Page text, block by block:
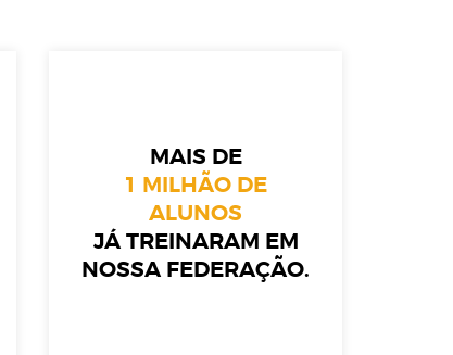
MAIS DE
1 MILHÃO DE
ALUNOS
JÁ TREINARAM EM
NOSSA FEDERAÇÃO.